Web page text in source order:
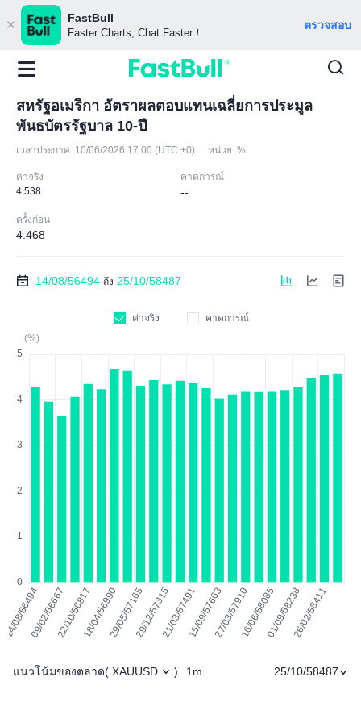
FastBull
Faster Charts, Chat Faster！
ตรวจสอบ
สหรัฐอเมริกา อัตราผลตอบแทนเฉลี่ยการประมูล
พันธบัตรรัฐบาล 10-ปี
เวลาประกาศ: 10/06/2026 17:00 (UTC +0) หน่วย: %
ค่าจริง
4.538
คาดการณ์
--
ครั้งก่อน
4.468
14/08/56494 ถึง 25/10/58487
ค่าจริง
คาดการณ์
(%)
แนวโน้มของตลาด( XAUUSD ) 1m 25/10/58487